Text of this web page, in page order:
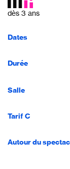
dès 3 ans
Dates
Durée
Salle
Tarif C
Autour du